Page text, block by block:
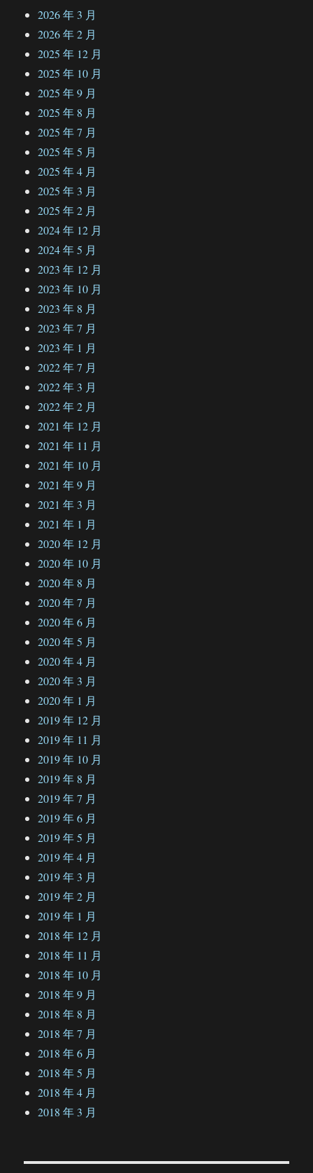
2026 年 3 月
2026 年 2 月
2025 年 12 月
2025 年 10 月
2025 年 9 月
2025 年 8 月
2025 年 7 月
2025 年 5 月
2025 年 4 月
2025 年 3 月
2025 年 2 月
2024 年 12 月
2024 年 5 月
2023 年 12 月
2023 年 10 月
2023 年 8 月
2023 年 7 月
2023 年 1 月
2022 年 7 月
2022 年 3 月
2022 年 2 月
2021 年 12 月
2021 年 11 月
2021 年 10 月
2021 年 9 月
2021 年 3 月
2021 年 1 月
2020 年 12 月
2020 年 10 月
2020 年 8 月
2020 年 7 月
2020 年 6 月
2020 年 5 月
2020 年 4 月
2020 年 3 月
2020 年 1 月
2019 年 12 月
2019 年 11 月
2019 年 10 月
2019 年 8 月
2019 年 7 月
2019 年 6 月
2019 年 5 月
2019 年 4 月
2019 年 3 月
2019 年 2 月
2019 年 1 月
2018 年 12 月
2018 年 11 月
2018 年 10 月
2018 年 9 月
2018 年 8 月
2018 年 7 月
2018 年 6 月
2018 年 5 月
2018 年 4 月
2018 年 3 月